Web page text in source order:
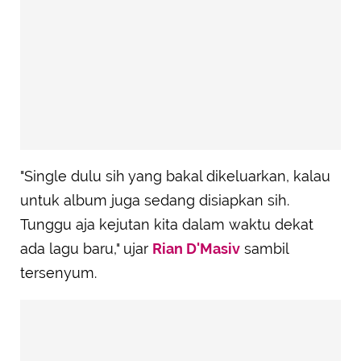
"Single dulu sih yang bakal dikeluarkan, kalau
untuk album juga sedang disiapkan sih.
Tunggu aja kejutan kita dalam waktu dekat
ada lagu baru," ujar Rian D'Masiv sambil
tersenyum.